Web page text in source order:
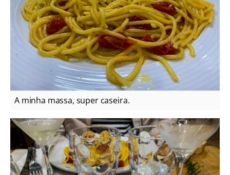
A minha massa, super caseira.